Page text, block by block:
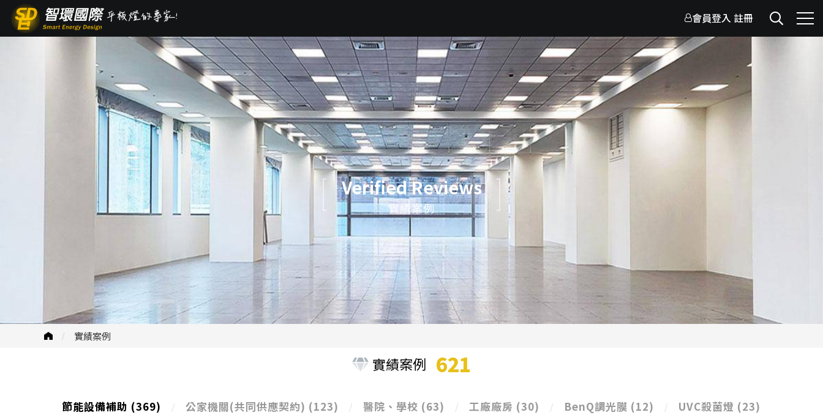
會員登入 註冊
Verified Reviews
實績案例
實績案例
實績案例 621
節能設備補助 (369) 公家機關(共同供應契約) (123) 醫院、學校 (63) 工廠廠房 (30) BenQ調光膜 (12) UVC殺菌燈 (23)